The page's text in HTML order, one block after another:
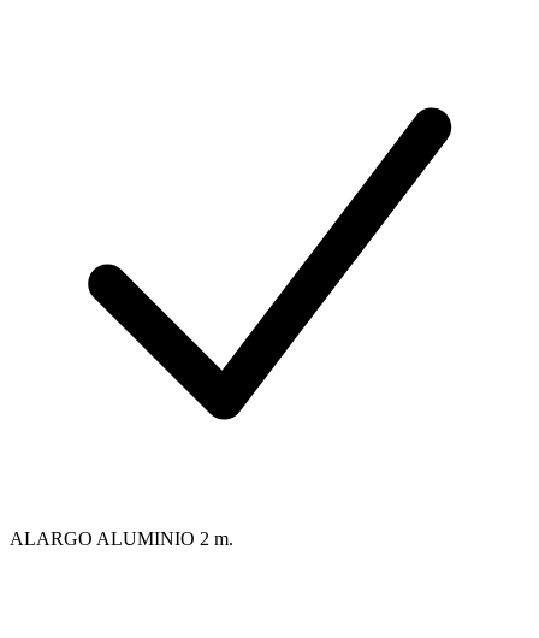
ALARGO ALUMINIO 2 m.